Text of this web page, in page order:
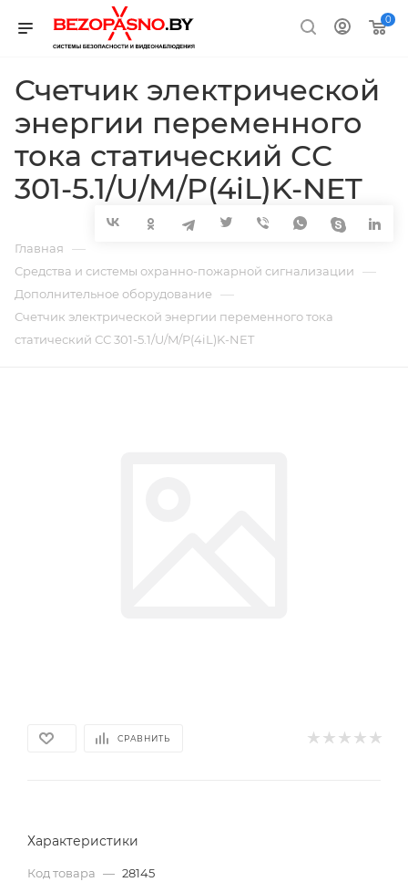
0
Счетчик электрической
энергии переменного
тока статический СС
301-5.1/U/M/P(4iL)K-NET
Главная —
Средства и системы охранно-пожарной сигнализации —
Дополнительное оборудование —
Счетчик электрической энергии переменного тока
статический СС 301-5.1/U/M/P(4iL)K-NET
СРАВНИТЬ
Характеристики
Код товара — 28145